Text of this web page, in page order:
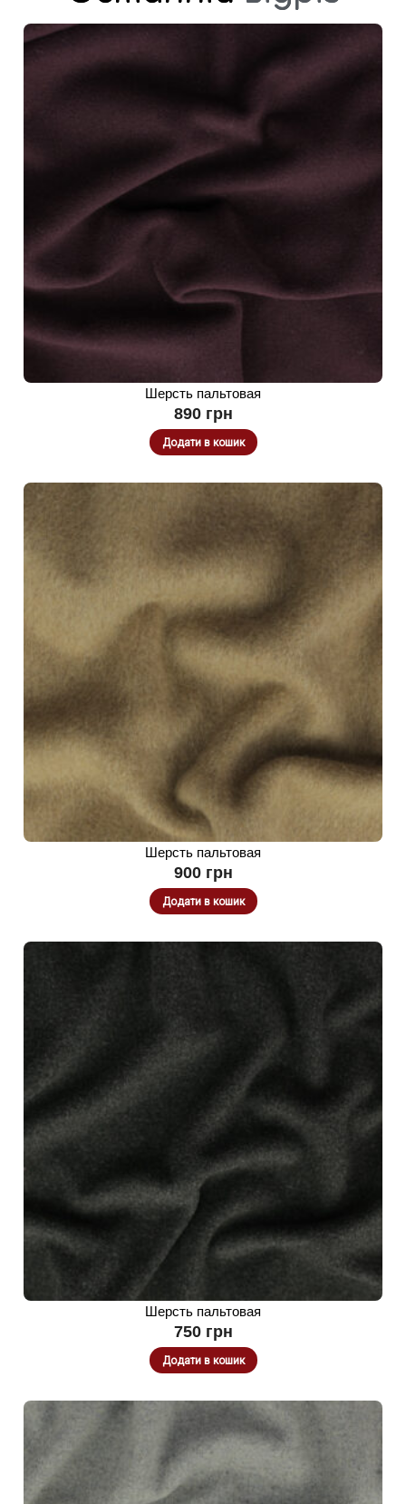
Шерсть пальтовая
890 грн
Додати в кошик
Шерсть пальтовая
900 грн
Додати в кошик
Шерсть пальтовая
750 грн
Додати в кошик